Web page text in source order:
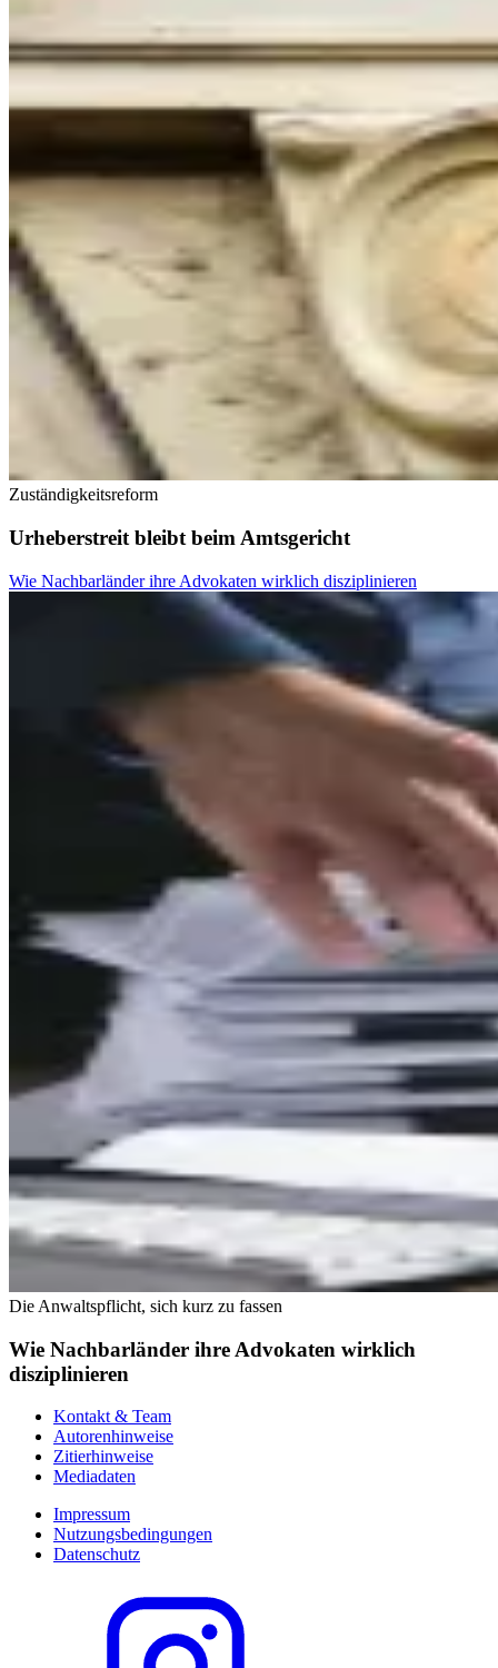
Zuständigkeitsreform
Urheberstreit bleibt beim Amtsgericht
Wie Nachbarländer ihre Advokaten wirklich disziplinieren
Die Anwaltspflicht, sich kurz zu fassen
Wie Nachbarländer ihre Advokaten wirklich
disziplinieren
Kontakt & Team
Autorenhinweise
Zitierhinweise
Mediadaten
Impressum
Nutzungsbedingungen
Datenschutz